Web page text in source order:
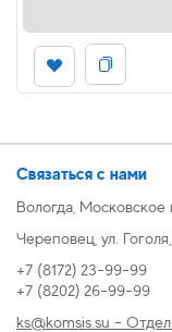
Связаться с нами
Вологда,
Череповец, ул.
+7 (8172) 23-99-99
+7 (8202) 26-99-99
ks@komsis.su -